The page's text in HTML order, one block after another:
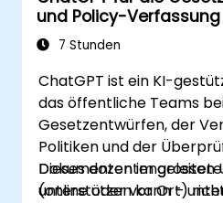
und Policy-Verfassung
7 Stunden
ChatGPT ist ein KI-
das öffentliche Teams
Gesetzentwürfen, der
Politiken und der
Dokumenten im grossen
unterstützen kann –
Dieses
(online oder vor Ort)